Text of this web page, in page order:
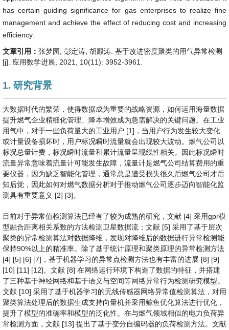
has certain guiding significance for gas enterprises to realize fine
management and achieve the effect of reducing cost and increasing
efficiency.
文章引用： 张梦园, 彭定涛, 胡殿涛. 基于改进密度聚类的用气异常检测
[j]. 应用数学进展, 2021, 10(11): 3952-3961.
1. 研究背景
大数据时代的繁荣，使得数据成为重要的战略资源，如何运用海量数据
提升燃气企业精细化管理、降本增效成为急需解决的关键问题。在工业
用气中，对于一些负荷量大的工业用户 [1]，当用户行为发生较大变化
或计量设备损坏时，用户标况瞬时流量就会出现较大波动。燃气公司以
标况总量计费，标况瞬时流量和累计流量呈现线性相关。因此标况瞬时
流量异常意味着流量计可能发生故障，流量计是燃气公司结算费用的重
要仪器，因为缺乏智能化管理，通常总是遭受损失很久后燃气公司才后
知后觉，因此如何对燃气数据分析对于推动燃气公司逐步迈向智能化监
测具有重要意义 [2] [3]。
目前对于异常值检测算法已经有了较为成熟的研究，文献 [4] 采用gpr模
型融合距离相关系数的方法检测卫星数据流；文献 [5] 采用了基于层次
聚类的异常检测算法对数据降维，发现对降维后的数据进行异常检测能
保持90%以上的精准率。除了基于统计原理和聚类原理的异常检测方法
[4] [5] [6] [7]，基于机器学习的异常点检测方法也有丰富的进展 [8] [9]
[10] [11] [12]。文献 [8] 在网络运行环境下构造了数据的特征，并搭建
了三种基于神经网络和基于语义与空间等网络异常行为检测研究模型。
文献 [10] 采用了基于机器学习的无线传感器网络异常值检测算法，对用
聚类算法处理后的数据生成支持向量机并采用鲸鱼优化算法进行优化，
提升了模型的准确率和模型的泛化性。在与燃气领域相似的电力负荷异
常检测方面，文献 [13] 提出了基于变分自编码器的负荷检测方法。文献